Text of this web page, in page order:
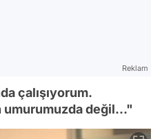
Reklam
çalışıyorum.
umurumuzda değil..."